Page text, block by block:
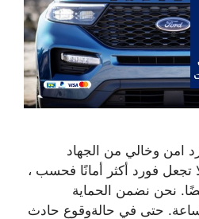
امن وخالي من الجهاد
تجعل فورد أكثر أمانًا فحسب ،
نحن نضمن الحماية
حتى في حالةوقوع حادث